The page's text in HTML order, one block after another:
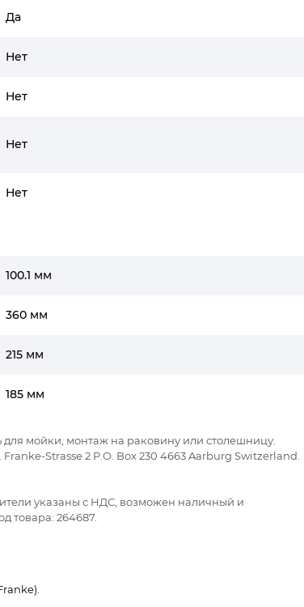
Да
Нет
Нет
Нет
Нет
100.1 мм
360 мм
215 мм
185 мм
для мойки, монтаж на раковину или столешницу.
Strasse 2 P.O. Box 230 4663 Aarburg Switzerland.
указаны с НДС, возможен наличный и
товара: 264687.